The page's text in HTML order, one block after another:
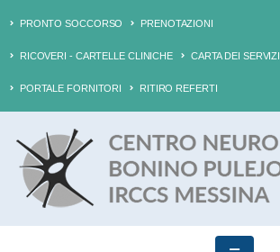
PRONTO SOCCORSO PRENOTAZIONI
RICOVERI - CARTELLE CLINICHE CARTA DEI SERVIZI
PORTALE FORNITORI RITIRO REFERTI